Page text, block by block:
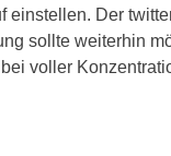
einstellen. Der
sollte weiterhin
voller